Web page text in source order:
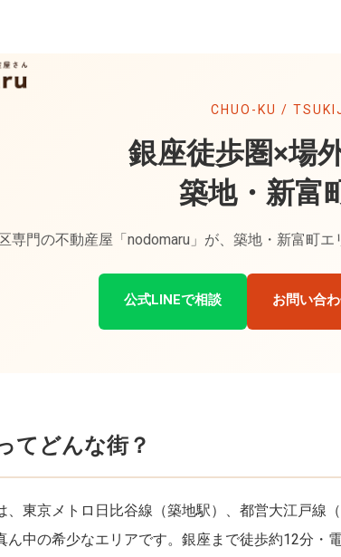
CHUO-KU /
銀座徒歩圏×場
築地・新富
専門の不動産屋「nodomaru」が、築地・新富町
公式LINEで相談 お問い合
てどんな街？
、東京メトロ日比谷線（築地駅）、都営大江戸線
ん中の希少なエリアです。銀座まで徒歩約12分